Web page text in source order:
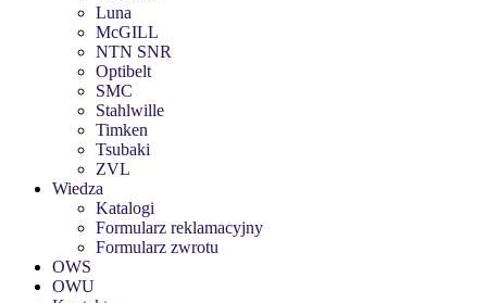
Luna
McGILL
NTN SNR
Optibelt
SMC
Stahlwille
Timken
Tsubaki
ZVL
Wiedza
Katalogi
Formularz reklamacyjny
Formularz zwrotu
OWS
OWU